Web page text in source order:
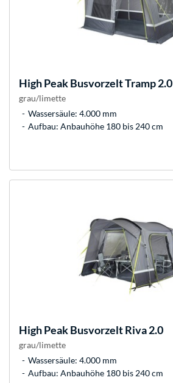
High PeakBusvorzelt Tramp 2.0
grau/limette
Wassersäule: 4.000 mm
Aufbau: Anbauhöhe 180 bis 240 cm
High PeakBusvorzelt Riva 2.0
grau/limette
Wassersäule: 4.000 mm
Aufbau: Anbauhöhe 180 bis 240 cm